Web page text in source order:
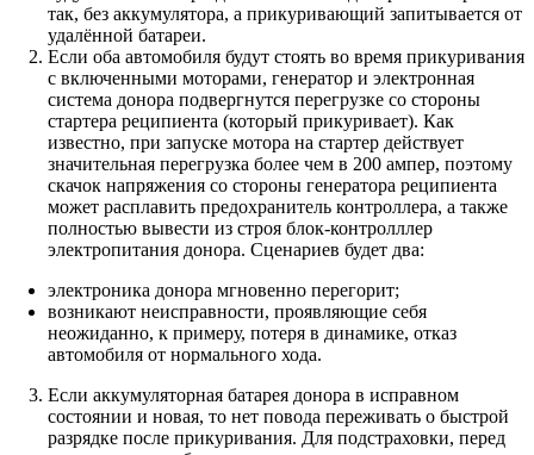
так, без аккумулятора, а прикуривающий запитывается от
удалённой батареи.
Если оба автомобиля будут стоять во время прикуривания
с включенными моторами, генератор и электронная
система донора подвергнутся перегрузке со стороны
стартера реципиента (который прикуривает). Как
известно, при запуске мотора на стартер действует
значительная перегрузка более чем в 200 ампер, поэтому
скачок напряжения со стороны генератора реципиента
может расплавить предохранитель контроллера, а также
полностью вывести из строя блок-контролллер
электропитания донора. Сценариев будет два:
электроника донора мгновенно перегорит;
возникают неисправности, проявляющие себя
неожиданно, к примеру, потеря в динамике, отказ
автомобиля от нормального хода.
Если аккумуляторная батарея донора в исправном
состоянии и новая, то нет повода переживать о быстрой
разрядке после прикуривания. Для подстраховки, перед